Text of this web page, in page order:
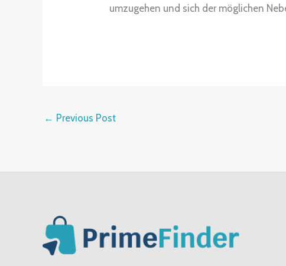
umzugehen und sich der möglichen
← Previous Post